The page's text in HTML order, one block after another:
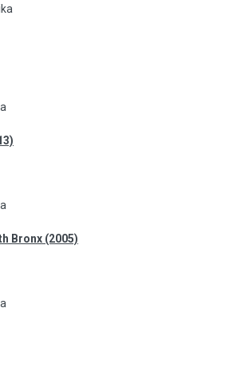
Bronx (2005)